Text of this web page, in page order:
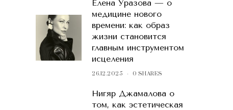
Елена Уразова — о
медицине нового
времени: как образ
жизни становится
главным инструментом
исцеления
26.12.2025 0 SHARES
Нигяр Джамалова о
том, как эстетическая